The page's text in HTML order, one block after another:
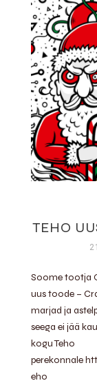
TEHO
Soome tootja
uus toode –
marjad ja
seega ei jää
kogu Teho
perekonnale
eho